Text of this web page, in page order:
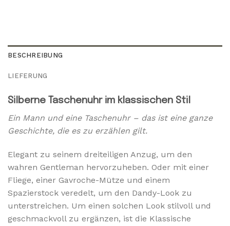
BESCHREIBUNG
LIEFERUNG
Silberne Taschenuhr im klassischen Stil
Ein Mann und eine Taschenuhr – das ist eine ganze
Geschichte, die es zu erzählen gilt.
Elegant zu seinem dreiteiligen Anzug, um den
wahren Gentleman hervorzuheben. Oder mit einer
Fliege, einer Gavroche-Mütze und einem
Spazierstock veredelt, um den Dandy-Look zu
unterstreichen. Um einen solchen Look stilvoll und
geschmackvoll zu ergänzen, ist die Klassische